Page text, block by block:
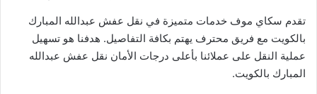
تقدم سكاي موف خدمات متميزة في نقل عفش عبدالله المبارك
بالكويت مع فريق محترف يهتم بكافة التفاصيل. هدفنا هو تسهيل
عملية النقل على عملائنا بأعلى درجات الأمان نقل عفش عبدالله
المبارك بالكويت.